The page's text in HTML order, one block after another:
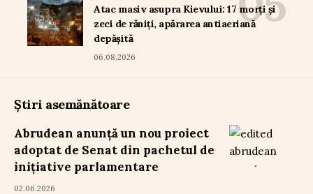
Atac masiv asupra Kievului: 17 morți și
zeci de răniți, apărarea antiaeriană
depășită
06.08.2026
Știri asemănătoare
Abrudean anunță un nou proiect
adoptat de Senat din pachetul de
inițiative parlamentare
02.06.2026